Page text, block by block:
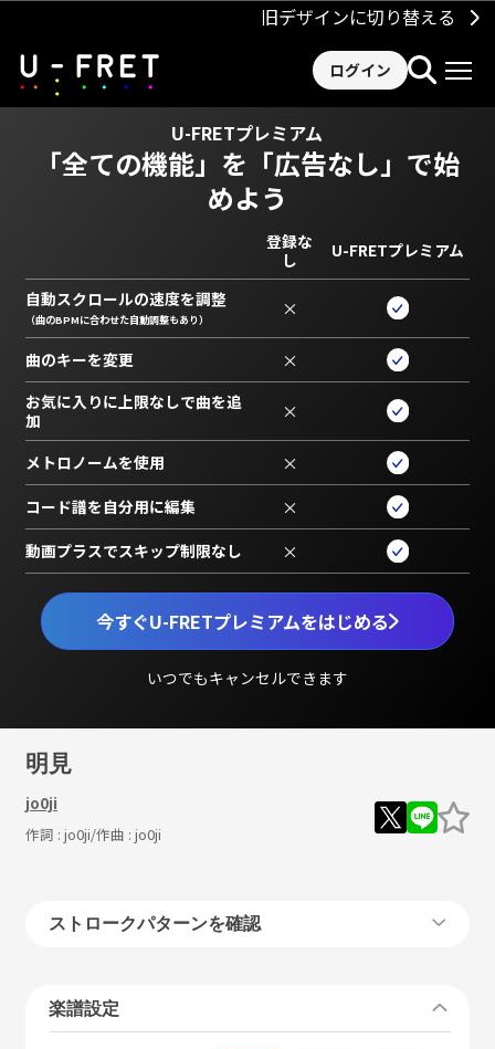
旧デザインに切り替える
ログイン
U-FRETプレミアム
「全ての機能」を 「広告なし」で始
めよう
今すぐU-FRETプレミアムをはじめる
いつでもキャンセルできます
登録な
し
U-FRETプレミアム
自動スクロールの速度を調整
（曲のBPMに合わせた自動調整もあり） ×
曲のキーを変更 ×
お気に入りに上限なしで曲を追
加
×
メトロノームを使用 ×
コード譜を自分用に編集 ×
動画プラスでスキップ制限なし ×
明見
jo0ji
作詞 : jo0ji/作曲 : jo0ji
ストロークパターンを確認
楽譜設定